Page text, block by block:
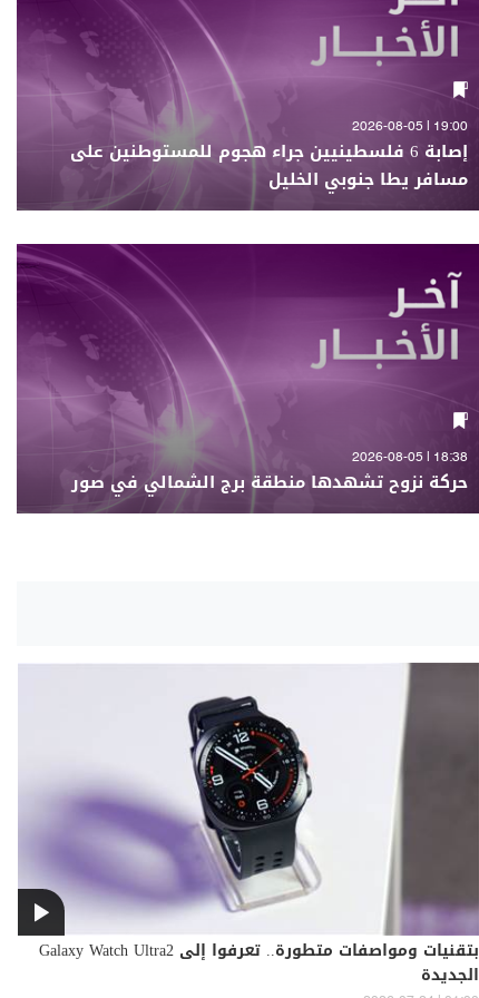
19:00 | 2026-08-05
إصابة 6 فلسطينيين جراء هجوم للمستوطنين على
مسافر يطا جنوبي الخليل
18:38 | 2026-08-05
حركة نزوح تشهدها منطقة برج الشمالي في صور
بتقنيات ومواصفات متطورة.. تعرفوا إلى Galaxy Watch Ultra2
الجديدة